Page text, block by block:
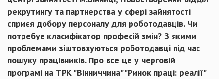
рекрутингу та партнерства у сфері зайнятості
сприєя добору персоналу для роботодавців. Чи
потребує класифікатор професій змін? З якими
проблемами зіштовхуються роботодавці під час
пошуку працівників. Про все це у черговій
програмі на ТРК "Вінниччина" "Ринок праці: реалії"